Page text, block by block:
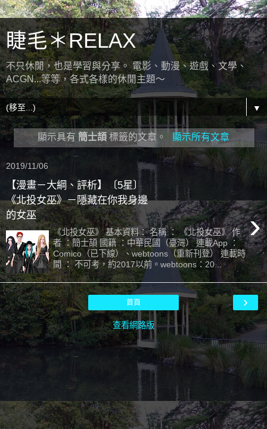
睫毛＊RELAX
不只休閒，也是學習與分享。 電影、動漫、遊戲、文學、
ACGN...等等，各式各樣的休閒主題～
▼
顯示具有 簡士頡標籤的文章。 顯示所有文章
2019/11/06
【漫畫－大綱、評析】〔5星〕
《北投女巫》－隱藏在你我身邊
的女巫
›
《北投女巫》 基本資料： 名稱 ： 《北投女巫》 作
者 ：簡士頡 國籍 ：中華民國（臺灣） 連載App ：
Comico（已下線）、webtoons（重新刊登） 連載時
間 ： 不可考，約2017以前。webtoons：20...
›
首頁
查看網路版